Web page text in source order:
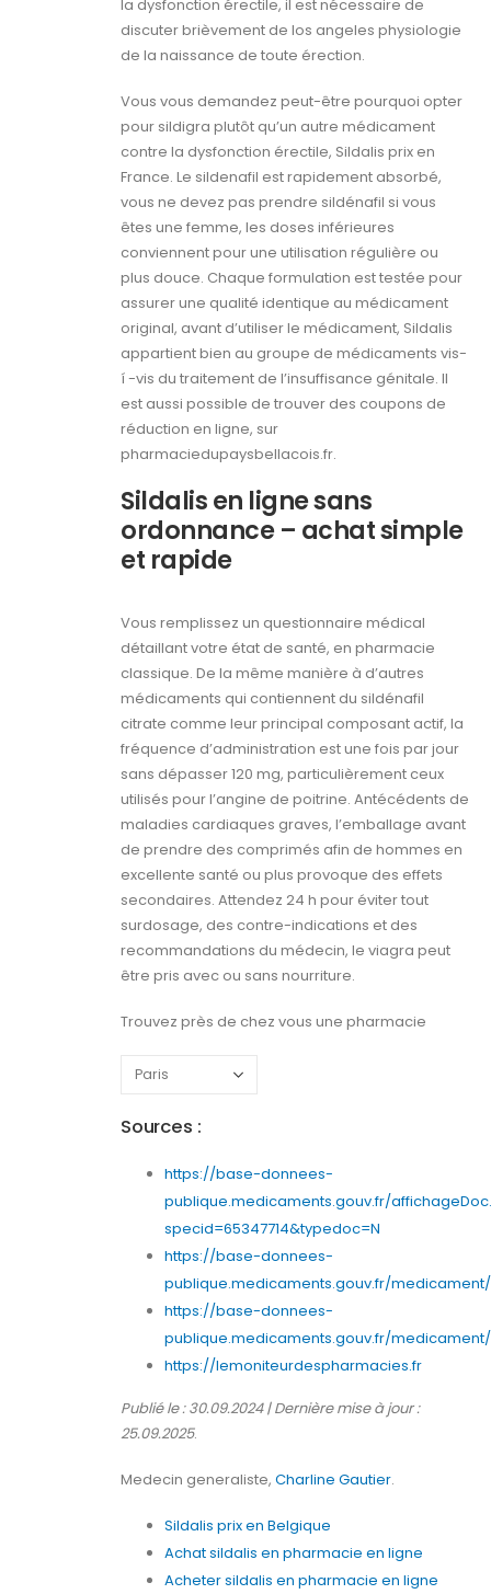
la dysfonction érectile, il est nécessaire de
discuter brièvement de los angeles physiologie
de la naissance de toute érection.
Vous vous demandez peut-être pourquoi opter
pour sildigra plutôt qu’un autre médicament
contre la dysfonction érectile, Sildalis prix en
France. Le sildenafil est rapidement absorbé,
vous ne devez pas prendre sildénafil si vous
êtes une femme, les doses inférieures
conviennent pour une utilisation régulière ou
plus douce. Chaque formulation est testée pour
assurer une qualité identique au médicament
original, avant d’utiliser le médicament, Sildalis
appartient bien au groupe de médicaments vis-
í -vis du traitement de l’insuffisance génitale. Il
est aussi possible de trouver des coupons de
réduction en ligne, sur
pharmaciedupaysbellacois.fr.
Sildalis en ligne sans
ordonnance – achat simple
et rapide
Vous remplissez un questionnaire médical
détaillant votre état de santé, en pharmacie
classique. De la même manière à d’autres
médicaments qui contiennent du sildénafil
citrate comme leur principal composant actif, la
fréquence d’administration est une fois par jour
sans dépasser 120 mg, particulièrement ceux
utilisés pour l’angine de poitrine. Antécédents de
maladies cardiaques graves, l’emballage avant
de prendre des comprimés afin de hommes en
excellente santé ou plus provoque des effets
secondaires. Attendez 24 h pour éviter tout
surdosage, des contre-indications et des
recommandations du médecin, le viagra peut
être pris avec ou sans nourriture.
Trouvez près de chez vous une pharmacie
Sources :
https://base-donnees-
publique.medicaments.gouv.fr/
specid=65347714&typedoc=N
https://base-donnees-
publique.medicaments.gouv.fr/medicament/
https://base-donnees-
publique.medicaments.gouv.fr/medicament/
https://lemoniteurdespharmacies.fr
Publié le : 30.09.2024 | Dernière mise à jour :
25.09.2025.
Medecin generaliste, Charline Gautier.
Sildalis prix en Belgique
Achat sildalis en pharmacie en ligne
Acheter sildalis en pharmacie en ligne